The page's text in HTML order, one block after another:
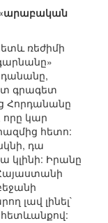
«արաբական
ռեժիմի
գրագետ
Հորդանանը
որը կար
հետո:
դա
Իրանը
լավ լինել`